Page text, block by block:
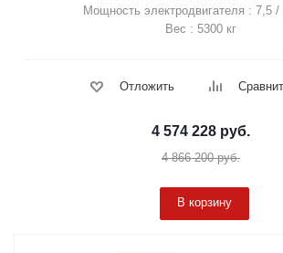
Мощность электродвигателя : 7,5 /
Вес : 5300 кг
Отложить
4 574 228 руб.
4 866 200руб.
В корзину